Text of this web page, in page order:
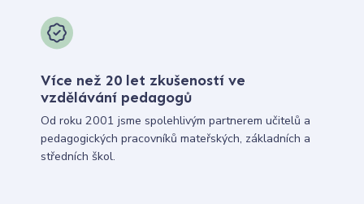
Více než 20 let zkušeností ve
vzdělávání pedagogů
Od roku 2001 jsme spolehlivým partnerem učitelů a
pedagogických pracovníků mateřských, základních a
středních škol.